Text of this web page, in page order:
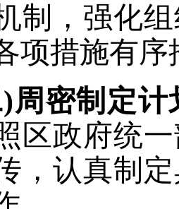
制，强化
项措施有序
周密制定
区政府统
，认真制